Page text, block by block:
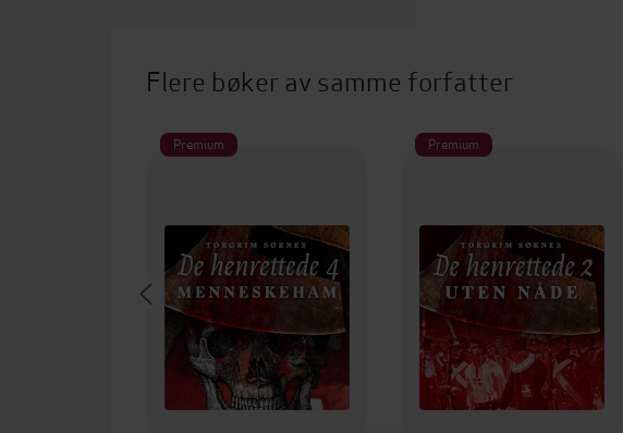
Flere bøker av samme forfatter
Premium Premium